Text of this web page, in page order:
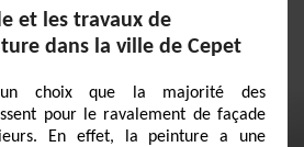
et les travaux de
dans la ville de Cepet
choix que la majorité des
pour le ravalement de façade
En effet, la peinture a une